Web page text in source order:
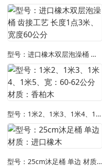
型号：进口橡木双层泡澡桶 齿接工艺 长度1点3米、宽度60公分
型号：1米2、1米3、1米4、1米5、宽：60-62公分 材质：香柏木
型号：25cm沐足桶 单边 材质：进口橡木